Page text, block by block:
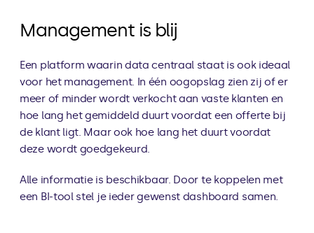
Management is blij
Een platform waarin data centraal staat is ook ideaal
voor het management. In één oogopslag zien zij of er
meer of minder wordt verkocht aan vaste klanten en
hoe lang het gemiddeld duurt voordat een offerte bij
de klant ligt. Maar ook hoe lang het duurt voordat
deze wordt goedgekeurd.
Alle informatie is beschikbaar. Door te koppelen met
een BI-tool stel je ieder gewenst dashboard samen.